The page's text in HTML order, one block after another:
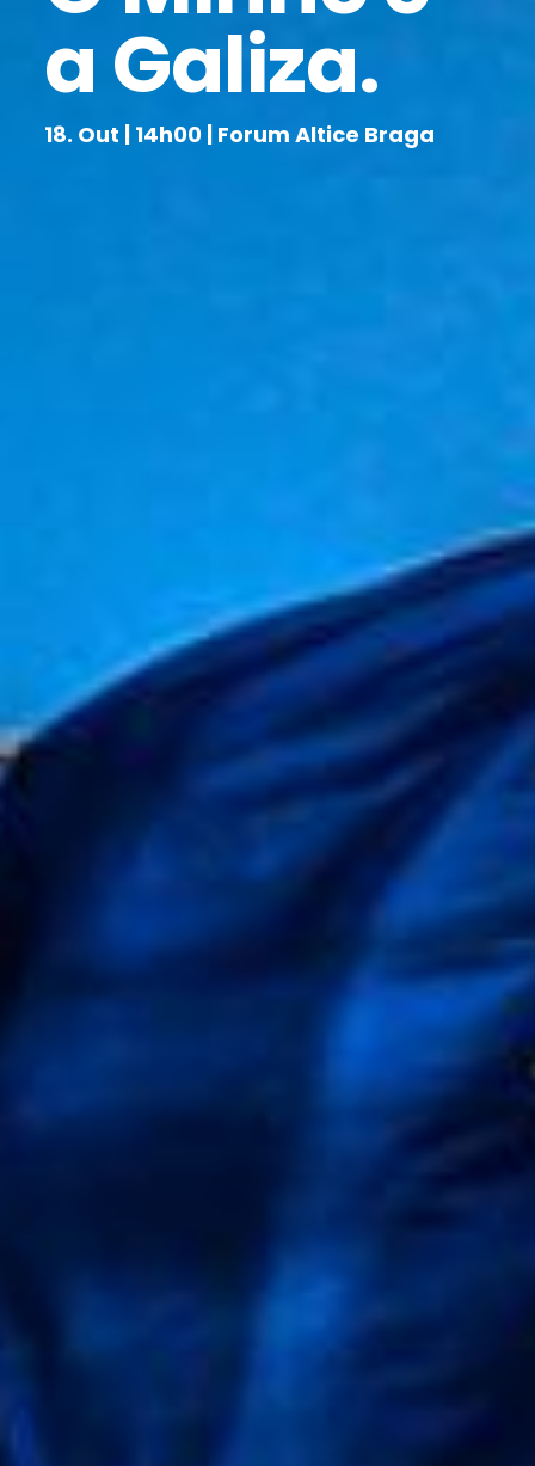
a Galiza.
18. Out | 14h00 | Forum Altice Braga